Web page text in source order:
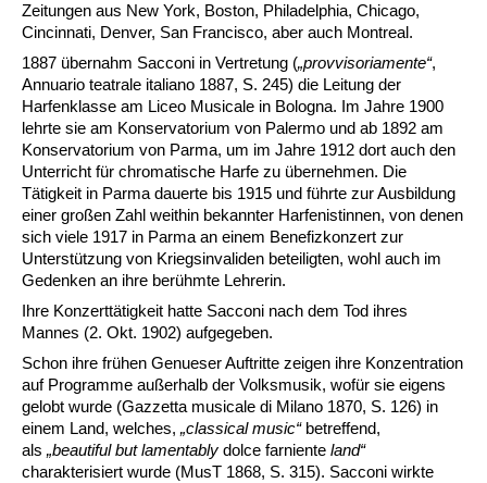
Zeitungen aus New York, Boston, Philadelphia, Chicago,
Cincinnati, Denver, San Francisco, aber auch Montreal.
1887 übernahm Sacconi in Vertretung („provvisoriamente“,
Annuario teatrale italiano 1887, S. 245) die Leitung der
Harfenklasse am Liceo Musicale in Bologna. Im Jahre 1900
lehrte sie am Konservatorium von Palermo und ab 1892 am
Konservatorium von Parma, um im Jahre 1912 dort auch den
Unterricht für chromatische Harfe zu übernehmen. Die
Tätigkeit in Parma dauerte bis 1915 und führte zur Ausbildung
einer großen Zahl weithin bekannter Harfenistinnen, von denen
sich viele 1917 in Parma an einem Benefizkonzert zur
Unterstützung von Kriegsinvaliden beteiligten, wohl auch im
Gedenken an ihre berühmte Lehrerin.
Ihre Konzerttätigkeit hatte Sacconi nach dem Tod ihres
Mannes (2. Okt. 1902) aufgegeben.
Schon ihre frühen Genueser Auftritte zeigen ihre Konzentration
auf Programme außerhalb der Volksmusik, wofür sie eigens
gelobt wurde (Gazzetta musicale di Milano 1870, S. 126) in
einem Land, welches, „classical music“ betreffend,
als „beautiful but lamentably dolce farniente land“
charakterisiert wurde (MusT 1868, S. 315). Sacconi wirkte